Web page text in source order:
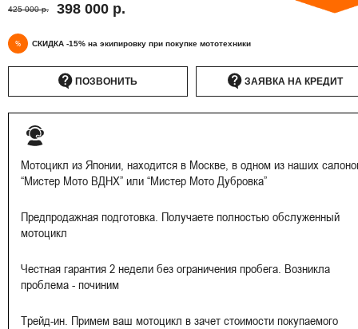
425 000 р. 398 000 р.
% СКИДКА -15% на экипировку при покупке мототехники
ПОЗВОНИТЬ ЗАЯВКА НА КРЕДИТ
Мотоцикл из Японии, находится в Москве, в одном из наших
“Мистер Мото ВДНХ” или “Мистер Мото Дубровка”
Предпродажная подготовка. Получаете полностью обслуженный
мотоцикл
Честная гарантия 2 недели без ограничения пробега. Возникла
проблема - починим
Трейд-ин. Примем ваш мотоцикл в зачет стоимости покупаемого